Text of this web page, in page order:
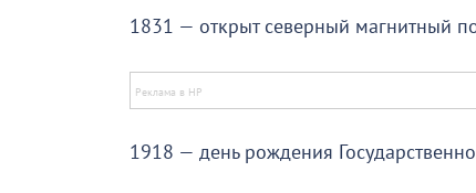
1831 — открыт северный магнитный
1918 — день рождения